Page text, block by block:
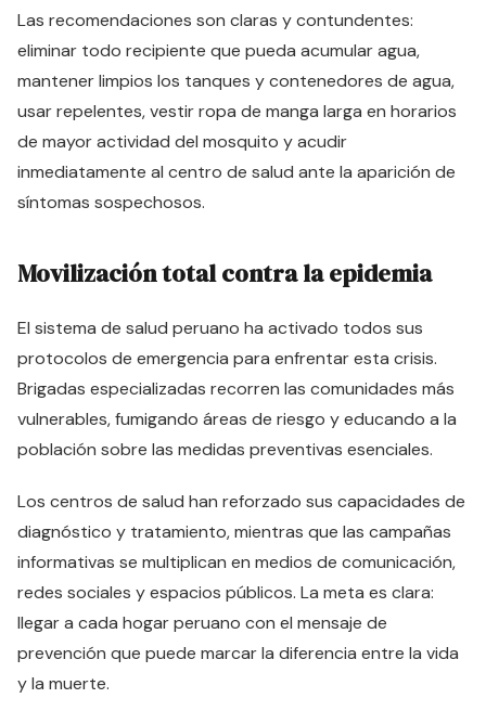
Las recomendaciones son claras y contundentes:
eliminar todo recipiente que pueda acumular agua,
mantener limpios los tanques y contenedores de agua,
usar repelentes, vestir ropa de manga larga en horarios
de mayor actividad del mosquito y acudir
inmediatamente al centro de salud ante la aparición de
síntomas sospechosos.
Movilización total contra la epidemia
El sistema de salud peruano ha activado todos sus
protocolos de emergencia para enfrentar esta crisis.
Brigadas especializadas recorren las comunidades más
vulnerables, fumigando áreas de riesgo y educando a la
población sobre las medidas preventivas esenciales.
Los centros de salud han reforzado sus capacidades de
diagnóstico y tratamiento, mientras que las campañas
informativas se multiplican en medios de comunicación,
redes sociales y espacios públicos. La meta es clara:
llegar a cada hogar peruano con el mensaje de
prevención que puede marcar la diferencia entre la vida
y la muerte.